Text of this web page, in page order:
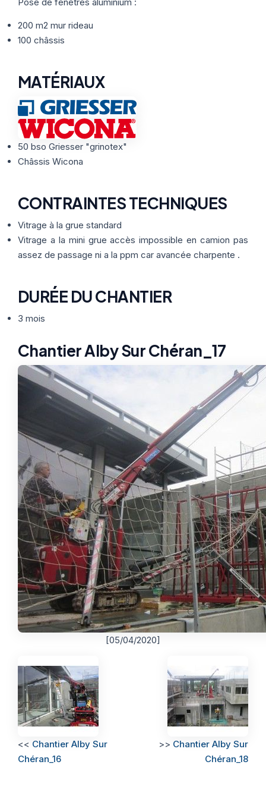
Nos Formules ACTUALITÉS
ETRE RAPPELÉ
200 m2 mur rideau
100 châssis
MATÉRIAUX
50 bso Griesser "grinotex"
Châssis Wicona
CONTRAINTES TECHNIQUES
Vitrage à la grue standard
Vitrage a la mini grue accès impossible en camion pas
assez de passage ni a la ppm car avancée charpente .
DURÉE DU CHANTIER
3 mois
Chantier Alby Sur Chéran_17
[05/04/2020]
<< Chantier Alby Sur
Chéran_16
>> Chantier Alby Sur
Chéran_18